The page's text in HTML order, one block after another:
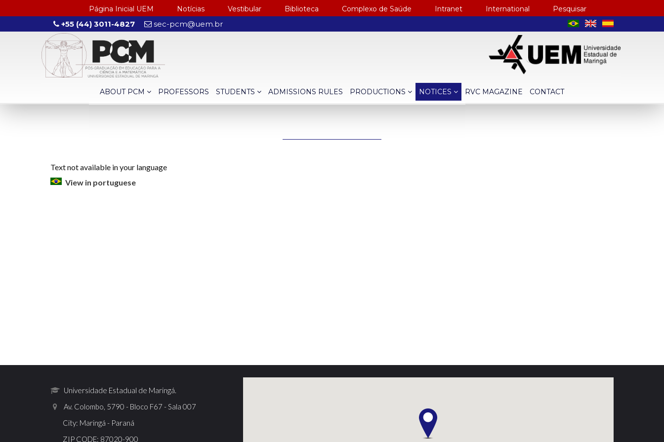
Página Inicial UEM Notícias Vestibular Biblioteca Complexo de Saúde Intranet International Pesquisar
+55 (44) 3011-4827 sec-pcm@uem.br
ABOUT PCM PROFESSORS STUDENTS ADMISSIONS RULES PRODUCTIONS NOTICES RVC MAGAZINE CONTACT
Text not available in your language
View in portuguese
Universidade Estadual de Maringá.
Av. Colombo, 5790 - Bloco F67 - Sala 007
City: Maringá - Paraná
ZIP CODE: 87020-900